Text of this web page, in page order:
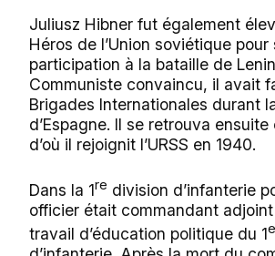
Juliusz Hibner fut également
Héros de l’Union soviétique pour
participation à la bataille de
Communiste convaincu, il avait
Brigades Internationales durant
d’Espagne. Il se retrouva ensuite
d’où il rejoignit l’URSS en 1940.
Dans la 1re division d’infanterie
officier était commandant
travail d’éducation politique du 1